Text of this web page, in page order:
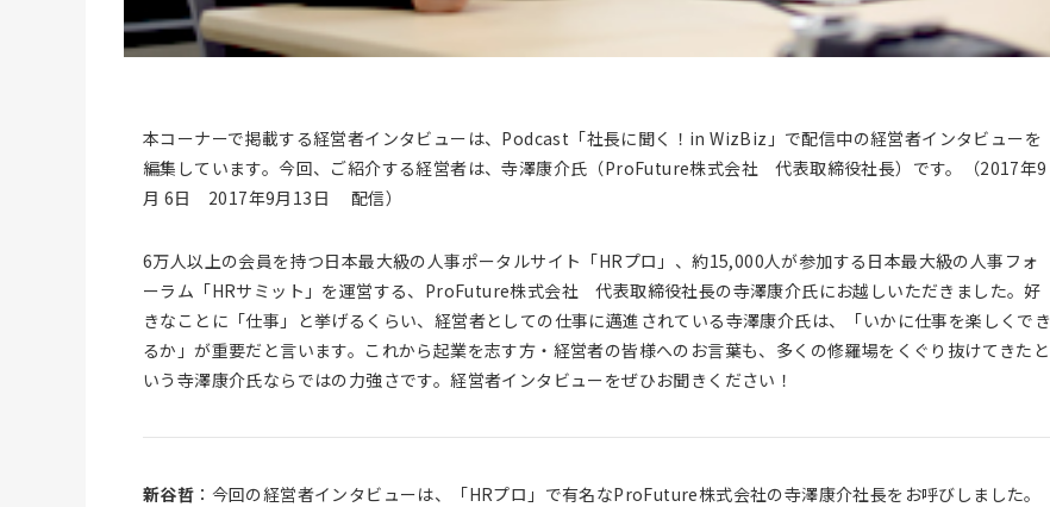
本コーナーで掲載する経営者インタビューは、Podcast「社長に聞く！in WizBiz」で配信中の経営者インタビューを
編集しています。今回、ご紹介する経営者は、寺澤康介氏（ProFuture株式会社 代表取締役社長）です。（2017年9
月 6日 2017年9月13日 配信）
6万人以上の会員を持つ日本最大級の人事ポータルサイト「HRプロ」、約15,000人が参加する日本最大級の人事フォ
ーラム「HRサミット」を運営する、ProFuture株式会社 代表取締役社長の寺澤康介氏にお越しいただきました。好
きなことに「仕事」と挙げるくらい、経営者としての仕事に邁進されている寺澤康介氏は、「いかに仕事を楽しくでき
るか」が重要だと言います。これから起業を志す方・経営者の皆様へのお言葉も、多くの修羅場をくぐり抜けてきたと
いう寺澤康介氏ならではの力強さです。経営者インタビューをぜひお聞きください！
新谷哲 ：今回の経営者インタビューは、「HRプロ」で有名なProFuture株式会社の寺澤康介社長をお呼びしました。